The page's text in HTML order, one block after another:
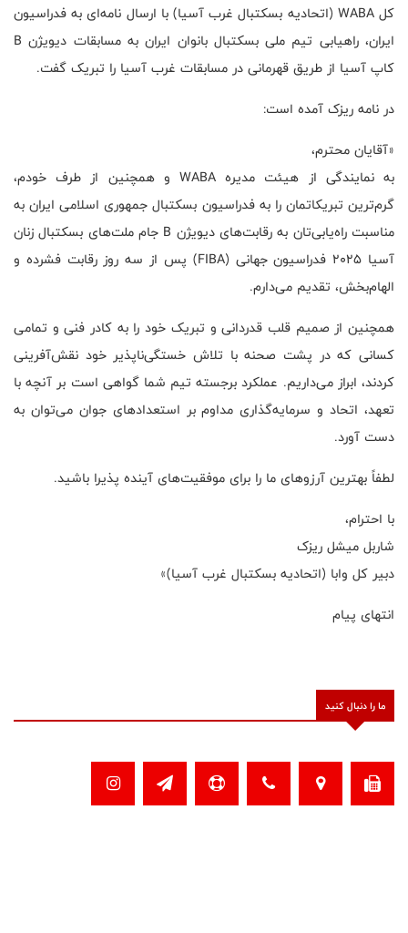
کل WABA (اتحادیه بسکتبال غرب آسیا) با ارسال نامه‌ای به فدراسیون
ایران، راهیابی تیم ملی بسکتبال بانوان ایران به مسابقات دیویژن B
کاپ آسیا از طریق قهرمانی در مسابقات غرب آسیا را تبریک گفت.
در نامه ریزک آمده است:
«آقایان محترم،
به نمایندگی از هیئت مدیره WABA و همچنین از طرف خودم،
گرم‌ترین تبریکاتمان را به فدراسیون بسکتبال جمهوری اسلامی ایران به
مناسبت راه‌یابی‌تان به رقابت‌های دیویژن B جام ملت‌های بسکتبال زنان
آسیا ۲۰۲۵ فدراسیون جهانی (FIBA) پس از سه روز رقابت فشرده و
الهام‌بخش، تقدیم می‌دارم.
همچنین از صمیم قلب قدردانی و تبریک خود را به کادر فنی و تمامی
کسانی که در پشت صحنه با تلاش خستگی‌ناپذیر خود نقش‌آفرینی
کردند، ابراز می‌داریم. عملکرد برجسته تیم شما گواهی است بر آنچه با
تعهد، اتحاد و سرمایه‌گذاری مداوم بر استعدادهای جوان می‌توان به
دست آورد.
لطفاً بهترین آرزوهای ما را برای موفقیت‌های آینده پذیرا باشید.
با احترام،
شاربل میشل ریزک
دبیر کل وابا (اتحادیه بسکتبال غرب آسیا)»
انتهای پیام
ما را دنبال کنید